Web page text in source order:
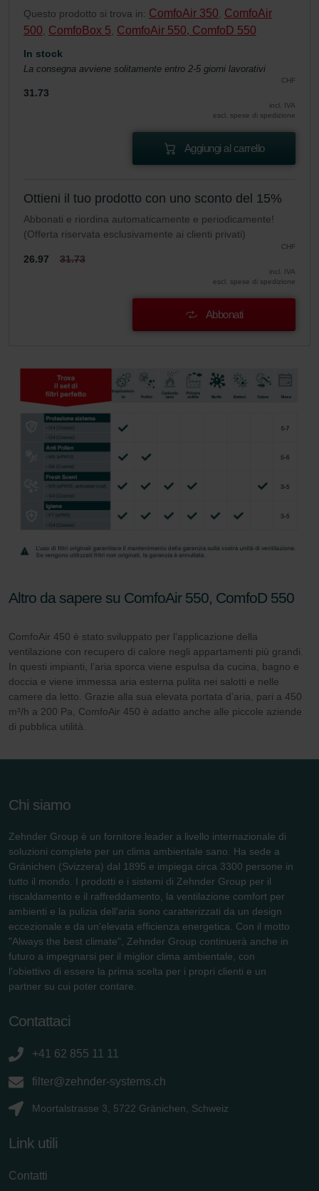
Questo prodotto si trova in: ComfoAir 350 ComfoAir
500 ComfoBox 5 ComfoAir 550, ComfoD 550
In stock
La consegna avviene solitamente entro 2-5 giorni lavorativi
CHF
31.73
incl. IVA
escl. spese di spedizione
Aggiungi al carrello
Ottieni il tuo prodotto con uno sconto del 15%
Abbonati e riordina automaticamente e periodicamente!
(Offerta riservata esclusivamente ai clienti privati)
CHF
26.97 31.73
incl. IVA
escl. spese di spedizione
Abbonati
Altro da sapere su ComfoAir 550, ComfoD 550
ComfoAir 450 è stato sviluppato per l’applicazione della
ventilazione con recupero di calore negli appartamenti più grandi.
In questi impianti, l’aria sporca viene espulsa da cucina, bagno e
doccia e viene immessa aria esterna pulita nei salotti e nelle
camere da letto. Grazie alla sua elevata portata d’aria, pari a 450
m³/h a 200 Pa, ComfoAir 450 è adatto anche alle piccole aziende
di pubblica utilità.
Chi siamo
Zehnder Group è un fornitore leader a livello internazionale di
soluzioni complete per un clima ambientale sano. Ha sede a
Gränichen (Svizzera) dal 1895 e impiega circa 3300 persone in
tutto il mondo. I prodotti e i sistemi di Zehnder Group per il
riscaldamento e il raffreddamento, la ventilazione comfort per
ambienti e la pulizia dell'aria sono caratterizzati da un design
eccezionale e da un'elevata efficienza energetica. Con il motto
"Always the best climate", Zehnder Group continuerà anche in
futuro a impegnarsi per il miglior clima ambientale, con
l'obiettivo di essere la prima scelta per i propri clienti e un
partner su cui poter contare.
Contattaci
+41 62 855 11 11
filter@zehnder-systems.ch
Moortalstrasse 3, 5722 Gränichen, Schweiz
Link utili
Contatti